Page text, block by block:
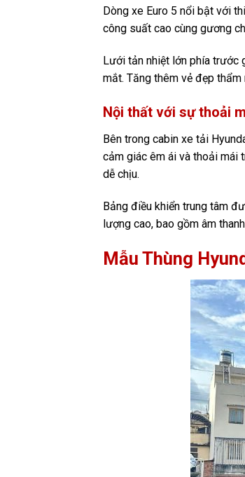
Dòng xe Euro 5 nổi bật với
công suất cao cùng gương
Lưới tản nhiệt lớn phía trước
mắt. Tăng thêm vẻ đẹp
Nội thất với sự thoải
Bên trong cabin xe tải
cảm giác êm ái và thoải mái
dễ chịu.
Bảng điều khiển trung tâm
lượng cao, bao gồm âm
Mẫu Thùng